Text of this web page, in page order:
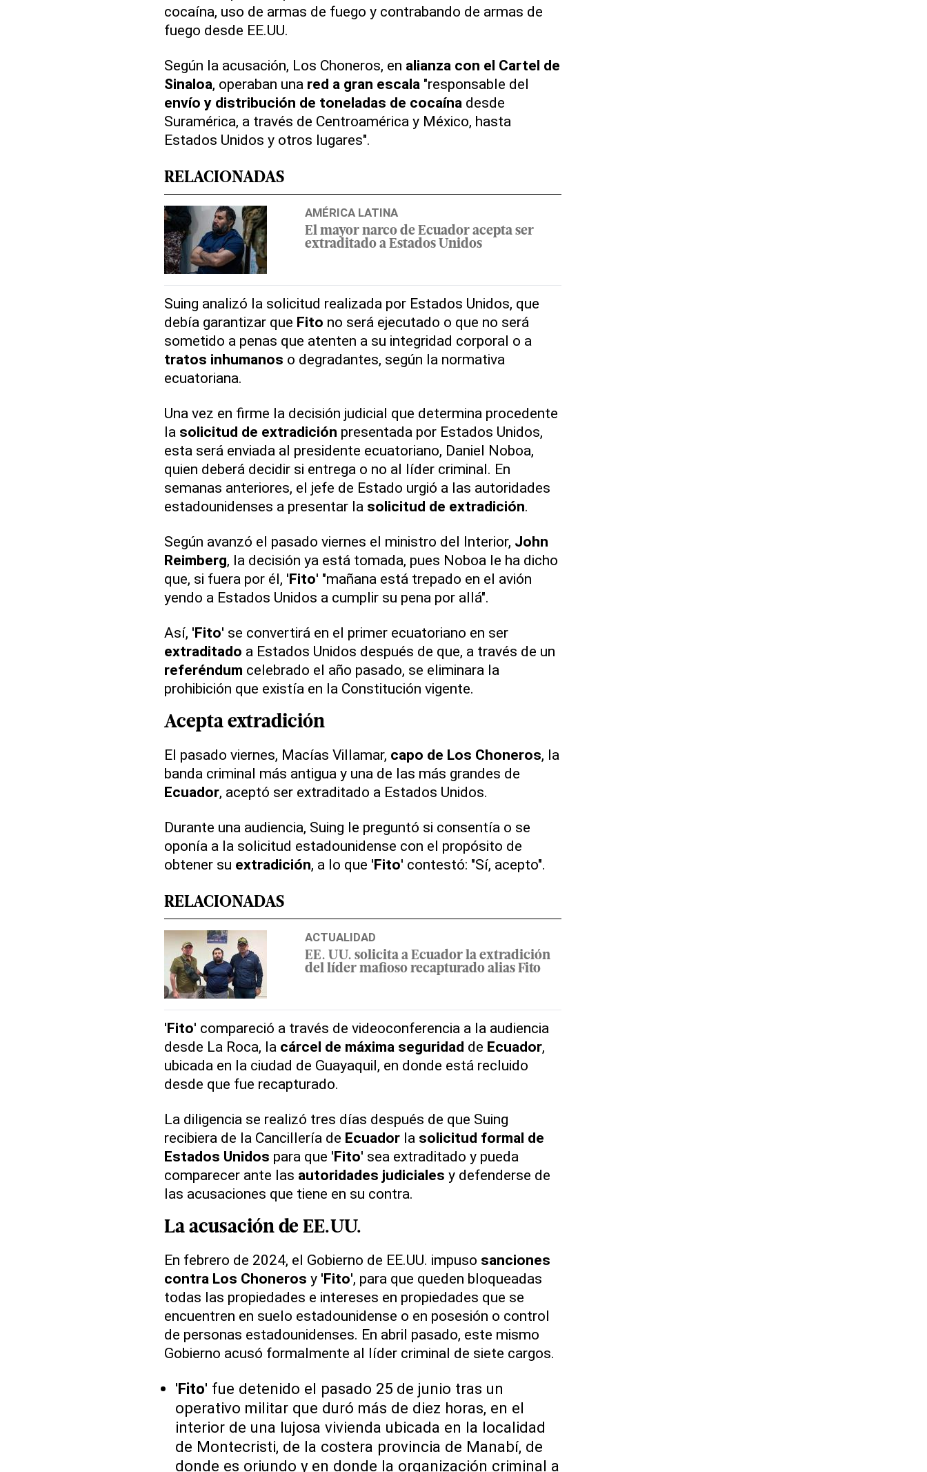
cocaína, uso de armas de fuego y contrabando de armas de
fuego desde EE.UU.
Según la acusación, Los Choneros, en alianza con el Cartel de
Sinaloa, operaban una red a gran escala "responsable del
envío y distribución de toneladas de cocaína desde
Suramérica, a través de Centroamérica y México, hasta
Estados Unidos y otros lugares".
RELACIONADAS
AMÉRICA LATINA
El mayor narco de Ecuador acepta ser
extraditado a Estados Unidos
Suing analizó la solicitud realizada por Estados Unidos, que
debía garantizar que Fito no será ejecutado o que no será
sometido a penas que atenten a su integridad corporal o a
tratos inhumanos o degradantes, según la normativa
ecuatoriana.
Una vez en firme la decisión judicial que determina procedente
la solicitud de extradición presentada por Estados Unidos,
esta será enviada al presidente ecuatoriano, Daniel Noboa,
quien deberá decidir si entrega o no al líder criminal. En
semanas anteriores, el jefe de Estado urgió a las autoridades
estadounidenses a presentar la solicitud de extradición.
Según avanzó el pasado viernes el ministro del Interior, John
Reimberg, la decisión ya está tomada, pues Noboa le ha dicho
que, si fuera por él, 'Fito' "mañana está trepado en el avión
yendo a Estados Unidos a cumplir su pena por allá".
Así, 'Fito' se convertirá en el primer ecuatoriano en ser
extraditado a Estados Unidos después de que, a través de un
referéndum celebrado el año pasado, se eliminara la
prohibición que existía en la Constitución vigente.
Acepta extradición
El pasado viernes, Macías Villamar, capo de Los Choneros, la
banda criminal más antigua y una de las más grandes de
Ecuador, aceptó ser extraditado a Estados Unidos.
Durante una audiencia, Suing le preguntó si consentía o se
oponía a la solicitud estadounidense con el propósito de
obtener su extradición, a lo que 'Fito' contestó: "Sí, acepto".
RELACIONADAS
ACTUALIDAD
EE. UU. solicita a Ecuador la extradición
del líder mafioso recapturado alias Fito
'Fito' compareció a través de videoconferencia a la audiencia
desde La Roca, la cárcel de máxima seguridad de Ecuador,
ubicada en la ciudad de Guayaquil, en donde está recluido
desde que fue recapturado.
La diligencia se realizó tres días después de que Suing
recibiera de la Cancillería de Ecuadorla solicitud formal de
Estados Unidos para que 'Fito' sea extraditado y pueda
comparecer ante las autoridades judiciales y defenderse de
las acusaciones que tiene en su contra.
La acusación de EE.UU.
En febrero de 2024, el Gobierno de EE.UU. impuso sanciones
contra Los Choneros y 'Fito', para que queden bloqueadas
todas las propiedades e intereses en propiedades que se
encuentren en suelo estadounidense o en posesión o control
de personas estadounidenses. En abril pasado, este mismo
Gobierno acusó formalmente al líder criminal de siete cargos.
'Fito' fue detenido el pasado 25 de junio tras un
operativo militar que duró más de diez horas, en el
interior de una lujosa vivienda ubicada en la localidad
de Montecristi, de la costera provincia de Manabí, de
donde es oriundo y en donde la organización criminal a